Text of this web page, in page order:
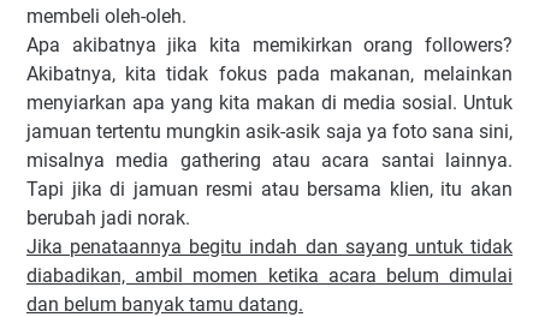
membeli oleh-oleh.
Apa akibatnya jika kita memikirkan orang followers?
Akibatnya, kita tidak fokus pada makanan, melainkan
menyiarkan apa yang kita makan di media sosial. Untuk
jamuan tertentu mungkin asik-asik saja ya foto sana sini,
misalnya media gathering atau acara santai lainnya.
Tapi jika di jamuan resmi atau bersama klien, itu akan
berubah jadi norak.
Jika penataannya begitu indah dan sayang untuk tidak
diabadikan, ambil momen ketika acara belum dimulai
dan belum banyak tamu datang.